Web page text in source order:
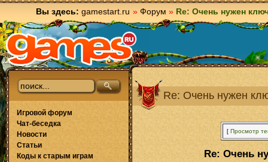
Вы здесь: gamestart.ru » Форум » Re: Очень нужен
Re: Очень нужен
[ Просмотр
Re: Очень
Игровой форум
Чат-беседка
Новости
Статьи
Коды к старым играм